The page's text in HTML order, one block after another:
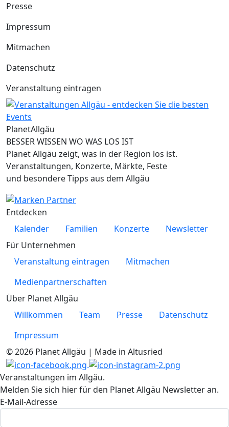
Presse
Impressum
Mitmachen
Datenschutz
Veranstaltung eintragen
PlanetAllgäu
BESSER WISSEN WO WAS LOS IST
Planet Allgäu zeigt, was in der Region los ist.
Veranstaltungen, Konzerte, Märkte, Feste
und besondere Tipps aus dem Allgäu
Entdecken
Kalender
Familien Konzerte
Newsletter
Für Unternehmen
Veranstaltung eintragen
Mitmachen
Medienpartnerschaften
Über Planet Allgäu
Willkommen
Team Presse
Datenschutz
Impressum
© 2026 Planet Allgäu | Made in Altusried
Veranstaltungen im Allgäu.
Melden Sie sich hier für den Planet Allgäu Newsletter an.
E-Mail-Adresse